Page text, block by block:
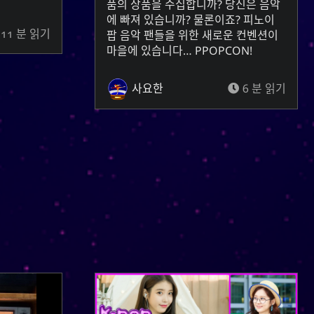
11 분 읽기
품의 상품을 수집합니까? 당신은 음악
에 빠져 있습니까? 물론이죠? 피노이
팝 음악 팬들을 위한 새로운 컨벤션이
마을에 있습니다… PPOPCON!
사요한 6 분 읽기
제공하는 수역 근처에서 자라는 나무를
의미하기도 합니다. 그것은 또한 기름
이라는 존재를 의미할 수 있고, 단순히
(너)라는 존재를 의미할 수도 있습
한자
는 기록하고, 단련되고, 질
서를 제공하는 것을 의미합니다. 한글
과 동등한 것인
는 에너지, 정신,
기치, 기간을 의미하고, 동명사나 부정
명사를 만드는 데 사용되는 접미사이기
주의사항 : 네이버 파파고 신경번역
「유」
Yoo (한국 성)
;
CC-BY-
SA 3.0 Unported License
↩︎